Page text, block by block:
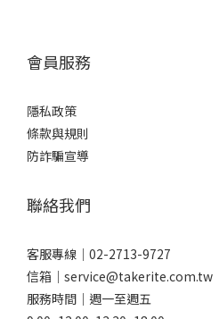
會員服務
隱私政策
條款與規則
防詐騙宣導
聯絡我們
客服專線｜02-2713-9727
信箱｜service@takerite.com.tw
服務時間｜週一至週五